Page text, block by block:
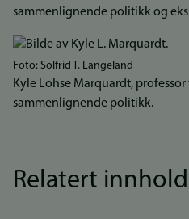
sammenlignende politikk og
Bilde
Foto: Solfrid T. Langeland
Kyle Lohse Marquardt,
sammenlignende politikk.
Relatert innhold